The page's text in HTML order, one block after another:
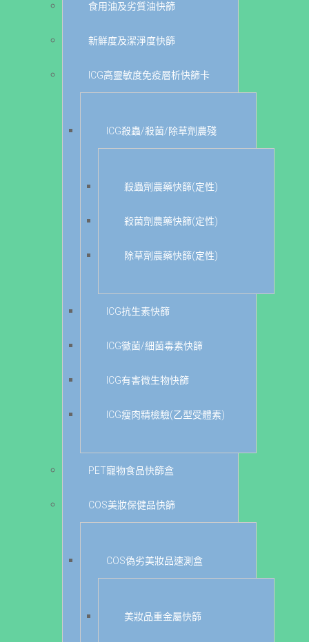
食用油及劣質油快篩
新鮮度及潔淨度快篩
ICG高靈敏度免疫層析快篩卡
ICG殺蟲/殺菌/除草劑農殘
殺蟲劑農藥快篩(定性)
殺菌劑農藥快篩(定性)
除草劑農藥快篩(定性)
ICG抗生素快篩
ICG黴菌/細菌毒素快篩
ICG有害微生物快篩
ICG瘦肉精檢驗(乙型受體素)
PET寵物食品快篩盒
COS美妝保健品快篩
COS偽劣美妝品速測盒
美妝品重金屬快篩